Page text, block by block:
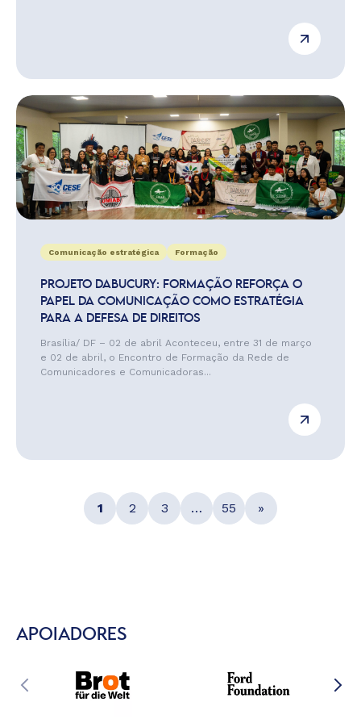
Comunicação estratégica Formação
PROJETO DABUCURY: FORMAÇÃO REFORÇA O
PAPEL DA COMUNICAÇÃO COMO ESTRATÉGIA
PARA A DEFESA DE DIREITOS
Brasília/ DF – 02 de abril Aconteceu, entre 31 de março
e 02 de abril, o Encontro de Formação da Rede de
Comunicadores e Comunicadoras...
1 2 3 … 55 »
APOIADORES